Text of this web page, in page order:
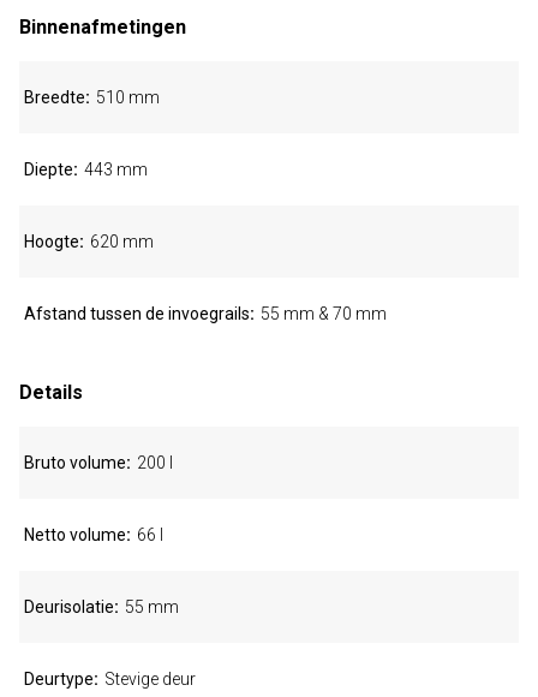
Binnenafmetingen
Breedte 510 mm
Diepte 443 mm
Hoogte 620 mm
Afstand tussen de invoegrails 55 mm & 70 mm
Details
Bruto volume 200 l
Netto volume 66 l
Deurisolatie 55 mm
Deurtype Stevige deur